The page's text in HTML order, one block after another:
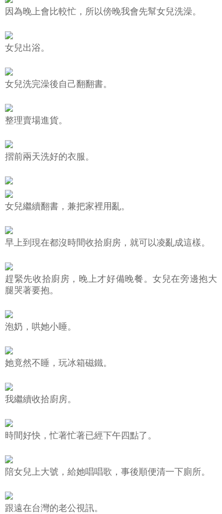
因為晚上會比較忙，所以傍晚我會先幫女兒洗澡。
女兒出浴。
女兒洗完澡後自己翻翻書。
整理賣場進貨。
摺前兩天洗好的衣服。
女兒繼續翻書，兼把家裡用亂。
早上到現在都沒時間收拾廚房，就可以凌亂成這樣。
趕緊先收拾廚房，晚上才好備晚餐。女兒在旁邊抱大
腿哭著要抱。
泡奶，哄她小睡。
她竟然不睡，玩冰箱磁鐵。
我繼續收拾廚房。
時間好快，忙著忙著已經下午四點了。
陪女兒上大號，給她唱唱歌，事後順便清一下廁所。
跟遠在台灣的老公視訊。